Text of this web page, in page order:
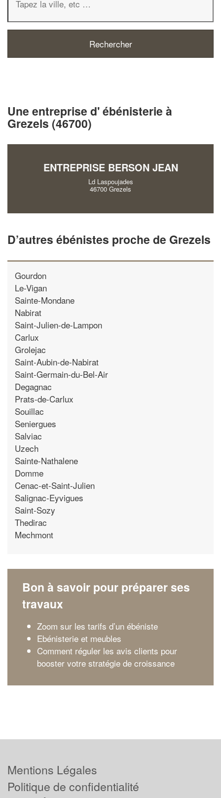
Une entreprise d' ébénisterie à
Grezels (46700)
ENTREPRISE BERSON JEAN
Ld Laspoujades
46700 Grezels
D’autres ébénistes proche de Grezels
Gourdon
Le-Vigan
Sainte-Mondane
Nabirat
Saint-Julien-de-Lampon
Carlux
Grolejac
Saint-Aubin-de-Nabirat
Saint-Germain-du-Bel-Air
Degagnac
Prats-de-Carlux
Souillac
Seniergues
Salviac
Uzech
Sainte-Nathalene
Domme
Cenac-et-Saint-Julien
Salignac-Eyvigues
Saint-Sozy
Thedirac
Mechmont
Bon à savoir pour préparer ses
travaux
Zoom sur les tarifs d’un ébéniste
Ebénisterie et meubles
Comment réguler les avis clients pour
booster votre stratégie de croissance
Augmentez votre
vos
nouveaux clients!
En savoir plus
Mentions Légales
Politique de confidentialité